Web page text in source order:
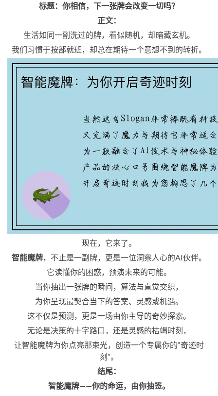
标题：你相信，下一张牌会改变一切吗？
正文：
生活如同一副洗过的牌，看似随机，却暗藏玄机。
我们习惯于按部就班，却总在期待一个意想不到的转折。
现在，它来了。
智能魔牌，不止是一副牌，更是一位洞察人心的AI伙伴。
它读懂你的困惑，预演未来的可能。
当你抽出一张牌的瞬间，算法与直觉交织，
为你呈现最契合当下的答案、灵感或机遇。
这不仅是预测，更是一场由你主导的奇妙探索。
无论是决策的十字路口，还是灵感的枯竭时刻，
让智能魔牌为你点亮那束光，创造一个专属你的“奇迹时
刻”。
结尾：
智能魔牌——你的命运，由你抽签。